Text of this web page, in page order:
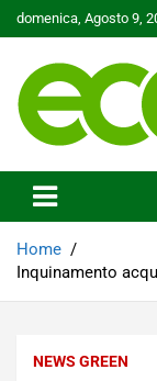
Skip
to
domenica, Agosto 9,
Ecoo.it
Home
Inquinamento
NEWS GREEN